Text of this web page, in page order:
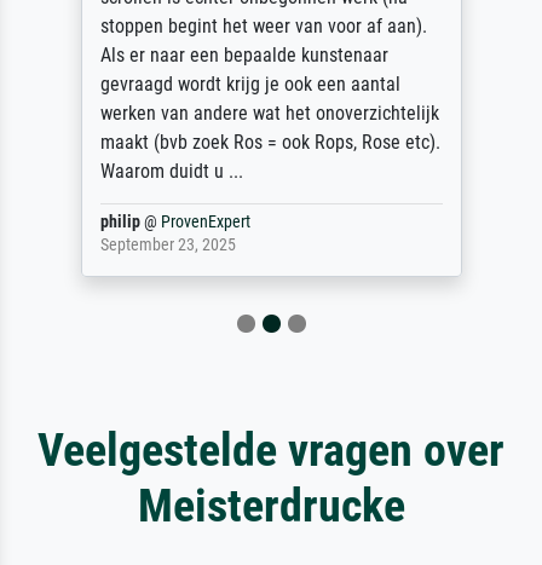
stoppen begint het weer van voor af aan).
Als er naar een bepaalde kunstenaar
gevraagd wordt krijg je ook een aantal
werken van andere wat het onoverzichtelijk
maakt (bvb zoek Ros = ook Rops, Rose etc).
Waarom duidt u ...
philip@ ProvenExpert
September 23, 2025
Veelgestelde vragen over
Meisterdrucke